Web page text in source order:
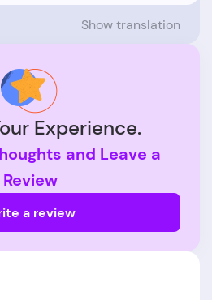
Show translation
Experience.
and Leave a
Review
a review